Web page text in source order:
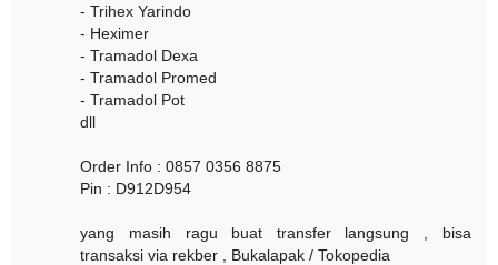
- Trihex Yarindo
- Heximer
- Tramadol Dexa
- Tramadol Promed
- Tramadol Pot
dll
Order Info : 0857 0356 8875
Pin : D912D954
yang masih ragu buat transfer langsung , bisa
transaksi via rekber , Bukalapak / Tokopedia